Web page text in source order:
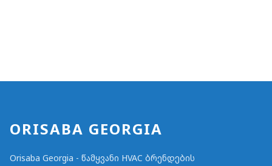
ORISABA GEORGIA
Orisaba Georgia - წამყვანი HVAC ბრენდების